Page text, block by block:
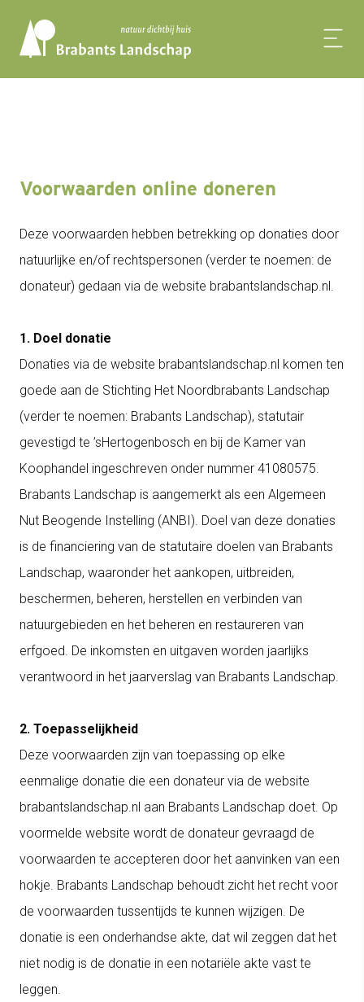
Voorwaarden online doneren
Deze voorwaarden hebben betrekking op donaties door
natuurlijke en/of rechtspersonen (verder te noemen: de
donateur) gedaan via de website brabantslandschap.nl.
1. Doel donatie
Donaties via de website brabantslandschap.nl komen ten
goede aan de Stichting Het Noordbrabants Landschap
(verder te noemen: Brabants Landschap), statutair
gevestigd te ’sHertogenbosch en bij de Kamer van
Koophandel ingeschreven onder nummer 41080575.
Brabants Landschap is aangemerkt als een Algemeen
Nut Beogende Instelling (ANBI). Doel van deze donaties
is de financiering van de statutaire doelen van Brabants
Landschap, waaronder het aankopen, uitbreiden,
beschermen, beheren, herstellen en verbinden van
natuurgebieden en het beheren en restaureren van
erfgoed. De inkomsten en uitgaven worden jaarlijks
verantwoord in het jaarverslag van Brabants Landschap.
2. Toepasselijkheid
Deze voorwaarden zijn van toepassing op elke
eenmalige donatie die een donateur via de website
brabantslandschap.nl aan Brabants Landschap doet. Op
voormelde website wordt de donateur gevraagd de
voorwaarden te accepteren door het aanvinken van een
hokje. Brabants Landschap behoudt zicht het recht voor
de voorwaarden tussentijds te kunnen wijzigen. De
donatie is een onderhandse akte, dat wil zeggen dat het
niet nodig is de donatie in een notariële akte vast te
leggen.